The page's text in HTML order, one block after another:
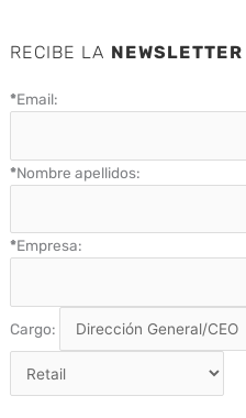
RECIBE LA NEWSLETTER
*Email:
*Nombre apellidos:
*Empresa:
Cargo: